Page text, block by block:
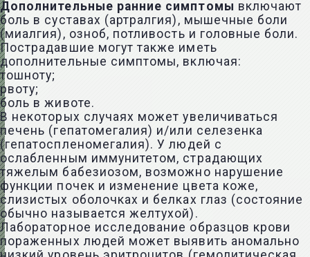
Дополнительные ранние симптомы включают
боль в суставах (артралгия), мышечные боли
(миалгия), озноб, потливость и головные боли.
Пострадавшие могут также иметь
дополнительные симптомы, включая:
тошноту;
рвоту;
боль в животе.
В некоторых случаях может увеличиваться
печень (гепатомегалия) и/или селезенка
(гепатоспленомегалия). У людей с
ослабленным иммунитетом, страдающих
тяжелым бабезиозом, возможно нарушение
функции почек и изменение цвета коже,
слизистых оболочках и белках глаз (состояние
обычно называется желтухой).
Лабораторное исследование образцов крови
пораженных людей может выявить аномально